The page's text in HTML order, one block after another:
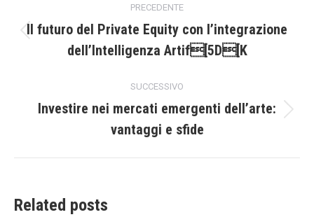
tra
PRECEDENTE
Post
precedente:
Il futuro del Private Equity con l’integrazione
dell’Intelligenza Artif[5D[K
SUCCESSIVO
Prossimo
post:
Investire nei mercati emergenti dell’arte:
vantaggi e sfide
Related posts